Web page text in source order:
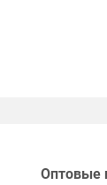
Оптовые